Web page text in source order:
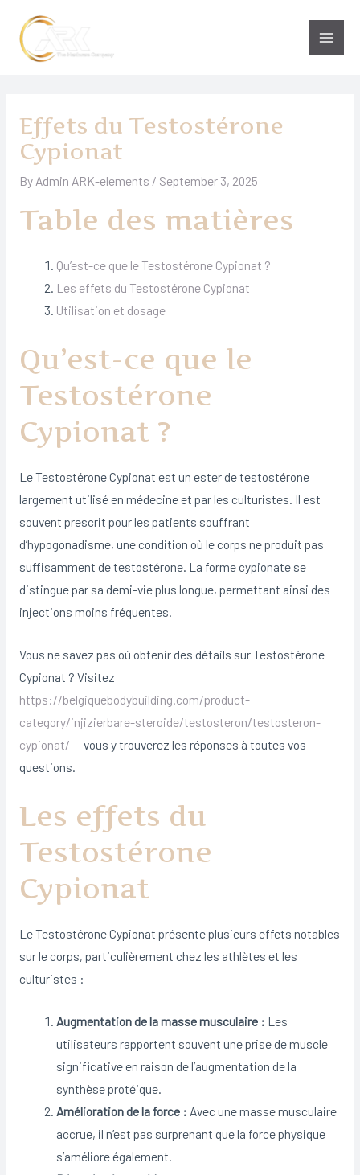
content
Main
Effets du Testostérone
Cypionat
By Admin ARK-elements / September 3, 2025
Table des matières
Qu’est-ce que le Testostérone Cypionat ?
Les effets du Testostérone Cypionat
Utilisation et dosage
Qu’est-ce que le
Testostérone
Cypionat ?
Le Testostérone Cypionat est un ester de testostérone
largement utilisé en médecine et par les culturistes. Il est
souvent prescrit pour les patients souffrant
d’hypogonadisme, une condition où le corps ne produit pas
suffisamment de testostérone. La forme cypionate se
distingue par sa demi-vie plus longue, permettant ainsi des
injections moins fréquentes.
Vous ne savez pas où obtenir des détails sur Testostérone
Cypionat ? Visitez
https://belgiquebodybuilding.com/product-
category/injizierbare-steroide/testosteron/testosteron-
cypionat/ — vous y trouverez les réponses à toutes vos
questions.
Les effets du
Testostérone
Cypionat
Le Testostérone Cypionat présente plusieurs effets notables
sur le corps, particulièrement chez les athlètes et les
culturistes :
Augmentation de la masse musculaire : Les
utilisateurs rapportent souvent une prise de muscle
significative en raison de l’augmentation de la
synthèse protéique.
Amélioration de la force : Avec une masse musculaire
accrue, il n’est pas surprenant que la force physique
s’améliore également.